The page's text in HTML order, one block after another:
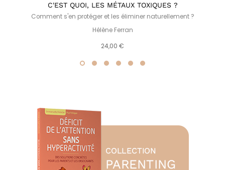
C'EST QUOI, LES MÉTAUX TOXIQUES ?
Comment s'en protéger et les éliminer naturellement ?
Hélène Ferran
24,00 €